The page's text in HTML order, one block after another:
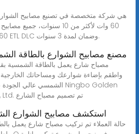
60 وات لأكثر من 10 سنوات،
60 وات حاصلة على شهادة ETL DLC وضمان لمدة 3 سنوات.
مصنع مصابيح الشوارع بالطاقة الشمسية
واطقم بإضاءة شوارعك ومساحاتك
Classic Lighting Co., Ltd. تم تصميم مصباح الشارع
استكشف مصابيح الشوارع